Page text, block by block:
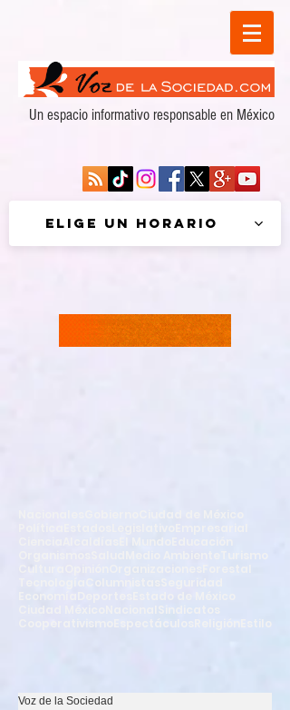
Un espacio informativo responsable en México
Elige un horario
Sindicatos
Espectáculos Estilo
Voz de la Sociedad